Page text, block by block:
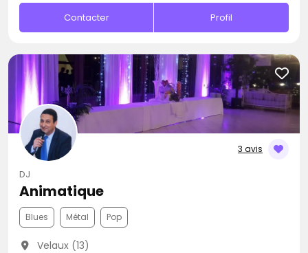
Contacter Profil
3 avis
DJ
Animatique
Blues Métal Pop
Velaux (13)